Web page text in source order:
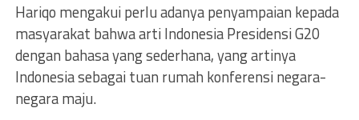
Hariqo mengakui perlu adanya penyampaian kepada
masyarakat bahwa arti Indonesia Presidensi G20
dengan bahasa yang sederhana, yang artinya
Indonesia sebagai tuan rumah konferensi negara-
negara maju.